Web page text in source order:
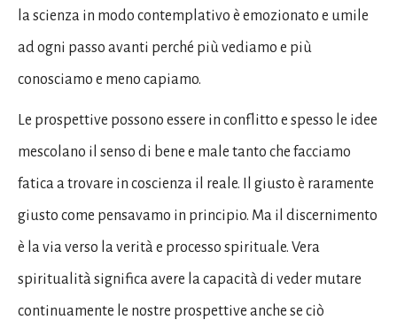
la scienza in modo contemplativo è emozionato e umile
ad ogni passo avanti perché più vediamo e più
conosciamo e meno capiamo.
Le prospettive possono essere in conflitto e spesso le idee
mescolano il senso di bene e male tanto che facciamo
fatica a trovare in coscienza il reale. Il giusto è raramente
giusto come pensavamo in principio. Ma il discernimento
è la via verso la verità e processo spirituale. Vera
spiritualità significa avere la capacità di veder mutare
continuamente le nostre prospettive anche se ciò